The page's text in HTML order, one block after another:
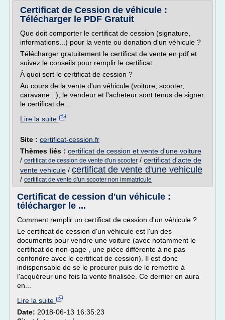
Certificat de Cession de véhicule :
Télécharger le PDF Gratuit
Que doit comporter le certificat de cession (signature,
informations...) pour la vente ou donation d'un véhicule ?
Télécharger gratuitement le certificat de vente en pdf et
suivez le conseils pour remplir le certificat.
À quoi sert le certificat de cession ?
Au cours de la vente d'un véhicule (voiture, scooter,
caravane...), le vendeur et l'acheteur sont tenus de signer
le certificat de...
Lire la suite
Site : certificat-cession.fr
Thèmes liés : certificat de cession et vente d'une voiture
/ certificat de cession de vente d'un scooter / certificat d'acte de
vente vehicule / certificat de vente d'une vehicule
/ certificat de vente d'un scooter non immatricule
Certificat de cession d'un véhicule :
télécharger le ...
Comment remplir un certificat de cession d'un véhicule ?
Le certificat de cession d'un véhicule est l'un des
documents pour vendre une voiture (avec notamment le
certificat de non-gage , une pièce différente à ne pas
confondre avec le certificat de cession). Il est donc
indispensable de se le procurer puis de le remettre à
l'acquéreur une fois la vente finalisée. Ce dernier en aura
en...
Lire la suite
Date: 2018-06-13 16:35:23